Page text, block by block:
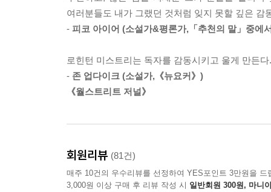
여러분들도 내가 그랬던 것처럼 잊지 못할 깊은 감
- 피코 아이어 (소설가&평론가,「추천의 말」중에
로힌턴 미스트리는 독자를 감동시키고 울게 만든다.
- 존 업다이크 (소설가,《뉴요커》)
《월스트리트 저널》
회원리뷰 (81건)
매주 10건의 우수리뷰를 선정하여 YES포인트 3만원을 드
3,000원 이상 구매 후 리뷰 작성 시 일반회원 300원, 마니